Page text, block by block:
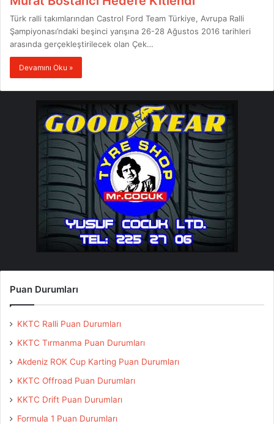
Türk ralli takımlarından Castrol Ford Team Türkiye, Avrupa Ralli
Şampiyonası’ndaki beşinci yarışına 26-28 Ağustos 2016 tarihleri
arasında gerçekleştirilecek olan Çek…
Devamını Oku »
Puan Durumları
KKTC Ralli Puan Durumları
KKTC Tırmanma Puan Durumları
Akdeniz ROK Cup Karting Puan Durumları
KKTC Offroad Puan Durumları
KKTC Drift Puan Durumları
Formula 1 Puan Durumları